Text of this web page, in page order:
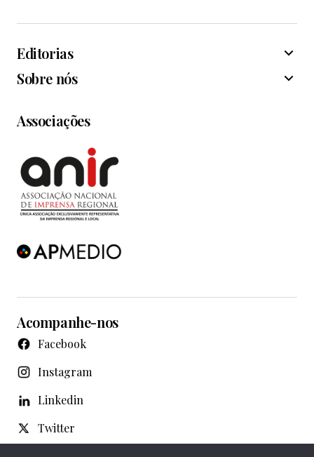
Editorias
Sobre nós
Associações
Acompanhe-nos
Facebook
Instagram
Linkedin
Twitter